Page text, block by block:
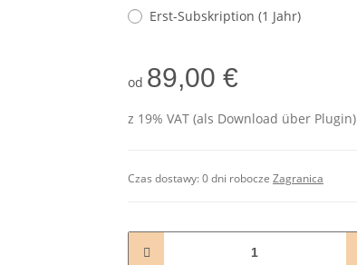
Erst-Subskription (1 Jahr)
od 89,00 €
z 19% VAT (als Download über Plugin)
Czas dostawy:0 dni robocze Zagranica